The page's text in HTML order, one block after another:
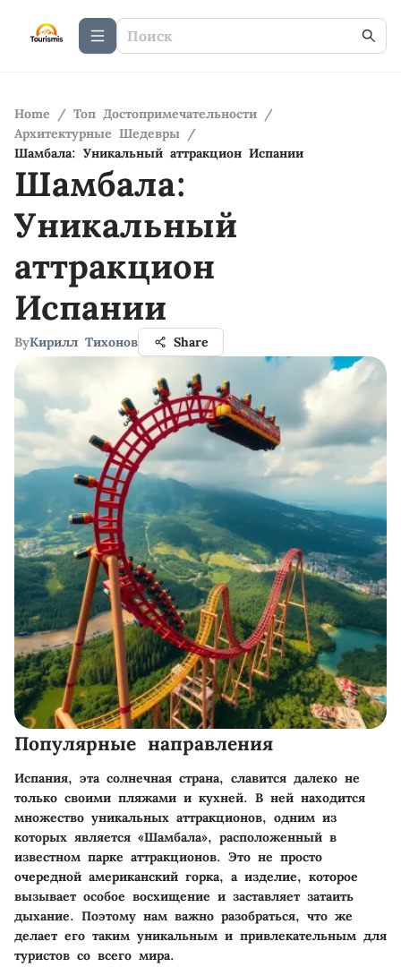
Home / Топ Достопримечательности /
Архитектурные Шедевры /
Шамбала: Уникальный аттракцион Испании
Шамбала:
Уникальный
аттракцион
Испании
ByКирилл Тихонов Share
Популярные направления
Испания, эта солнечная страна, славится далеко не
только своими пляжами и кухней. В ней находится
множество уникальных аттракционов, одним из
которых является «Шамбала», расположенный в
известном парке аттракционов. Это не просто
очередной американский горка, а изделие, которое
вызывает особое восхищение и заставляет затаить
дыхание. Поэтому нам важно разобраться, что же
делает его таким уникальным и привлекательным для
туристов со всего мира.